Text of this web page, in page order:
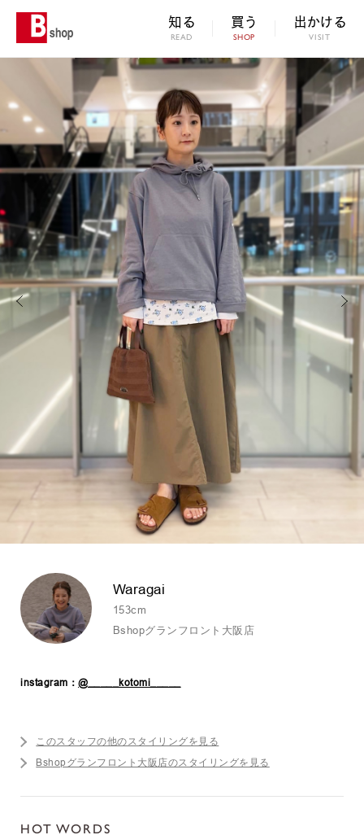
知る
READ
買う
SHOP
出かける
VISIT
Waragai
153cm
Bshopグランフロント大阪店
instagram： @_____kotomi_____
このスタッフの他のスタイリングを見る
Bshopグランフロント大阪店のスタイリングを見る
HOT WORDS